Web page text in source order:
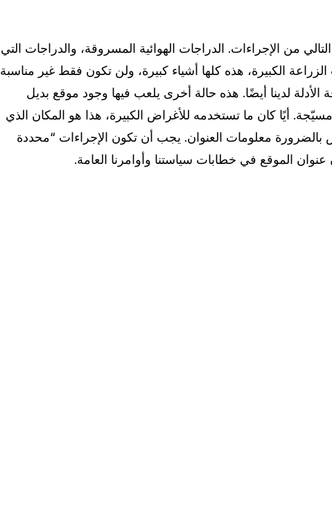
من الإجراءات. الدراجات الهوائية المسروقة، والدراجات التي
الزراعة الكبيرة، هذه كلها أشياء كبيرة، ولن تكون فقط غير مناسبة
لدينا أيضًا. هذه حالة أخرى يلعب فيها وجود موقع بديل
أيًا كان ما تستخدمه للأغراض الكبيرة، هذا هو المكان الذي
بالضرورة معلومات العنوان. يجب أن تكون الإجراءات “محددة
الموقع في خطابات سياستنا وأوامرنا العامة.